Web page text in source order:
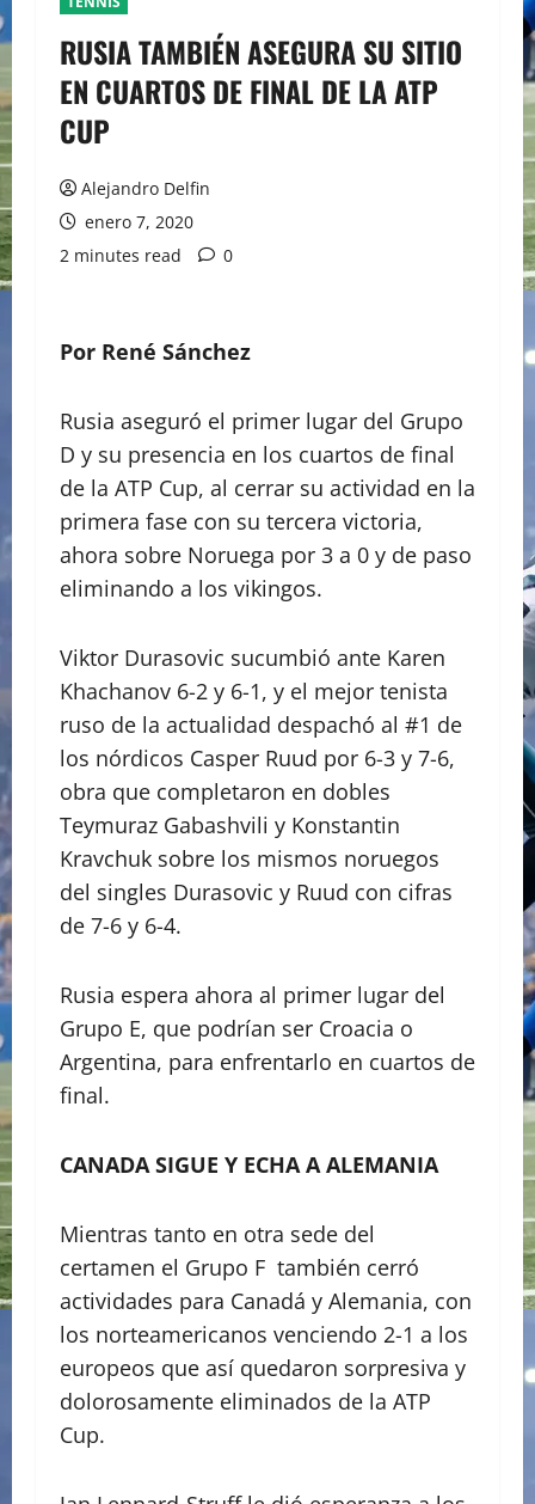
RUSIA TAMBIÉN ASEGURA SU SITIO
EN CUARTOS DE FINAL DE LA ATP
CUP
Alejandro Delfin
enero 7, 2020
2 minutes read
0
Por René Sánchez
Rusia aseguró el primer lugar del Grupo
D y su presencia en los cuartos de final
de la ATP Cup, al cerrar su actividad en la
primera fase con su tercera victoria,
ahora sobre Noruega por 3 a 0 y de paso
eliminando a los vikingos.
Viktor Durasovic sucumbió ante Karen
Khachanov 6-2 y 6-1, y el mejor tenista
ruso de la actualidad despachó al #1 de
los nórdicos Casper Ruud por 6-3 y 7-6,
obra que completaron en dobles
Teymuraz Gabashvili y Konstantin
Kravchuk sobre los mismos noruegos
del singles Durasovic y Ruud con cifras
de 7-6 y 6-4.
Rusia espera ahora al primer lugar del
Grupo E, que podrían ser Croacia o
Argentina, para enfrentarlo en cuartos de
final.
CANADA SIGUE Y ECHA A ALEMANIA
Mientras tanto en otra sede del
certamen el Grupo F también cerró
actividades para Canadá y Alemania, con
los norteamericanos venciendo 2-1 a los
europeos que así quedaron sorpresiva y
dolorosamente eliminados de la ATP
Cup.